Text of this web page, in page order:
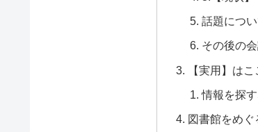
話題につ
その後の
【実用】は
情報を探
図書館をめ